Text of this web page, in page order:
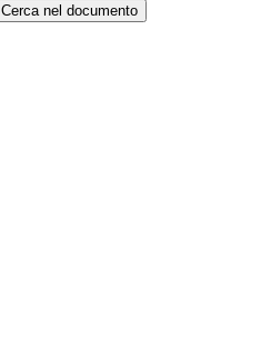
Cerca nel documento